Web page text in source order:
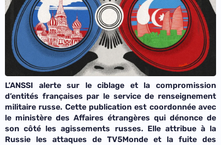
L’ANSSI alerte sur le ciblage et la compromission
d’entités françaises par le service de renseignement
militaire russe. Cette publication est coordonnée avec
le ministère des Affaires étrangères qui dénonce de
son côté les agissements russes. Elle attribue à la
Russie les attaques de TV5Monde et la fuite des